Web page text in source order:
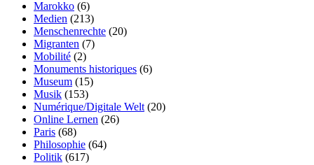
Marokko (6)
Medien (213)
Menschenrechte (20)
Migranten (7)
Mobilité (2)
Monuments historiques (6)
Museum (15)
Musik (153)
Numérique/Digitale Welt (20)
Online Lernen (26)
Paris (68)
Philosophie (64)
Politik (617)